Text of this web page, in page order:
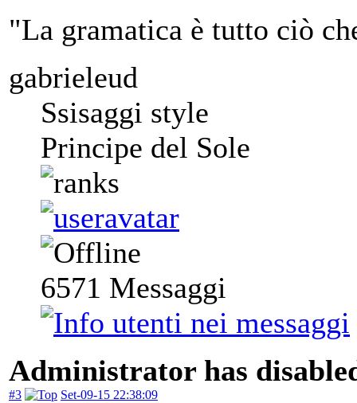
"La gramatica è tutto ciò
gabrieleud
Ssisaggi style
Principe del Sole
6571 Messaggi
Administrator has
#3 Set-09-15 22:38:09